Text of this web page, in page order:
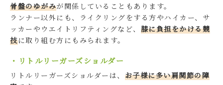
骨盤のゆがみが関係していることもあります。
ランナー以外にも、ライクリングをする方やハイカー、サ
ッカーやウエイトリフティングなど、 膝に負担をかける競
技に取り組む方にもみられます。
・リトルリーガーズショルダー
リトルリーガーズショルダーは、 お子様に多い肩関節の障